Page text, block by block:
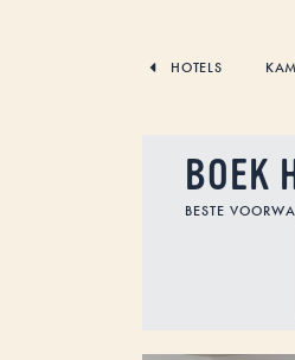
HOTELS
BOEK
BESTE